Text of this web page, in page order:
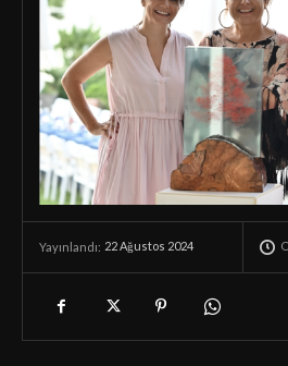
Yayınlandı: 22 Ağustos 2024